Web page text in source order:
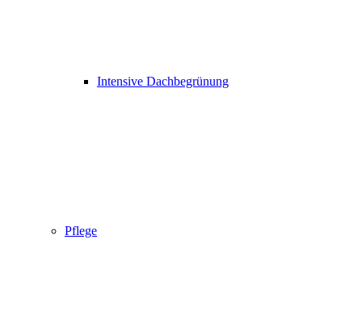
Intensive Dachbegrünung
Pflege